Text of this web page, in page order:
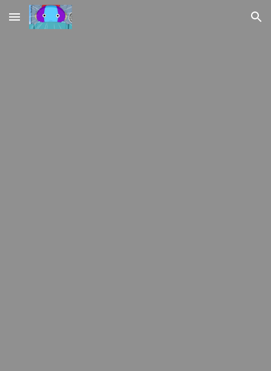
Skip to main content Skip to navigation